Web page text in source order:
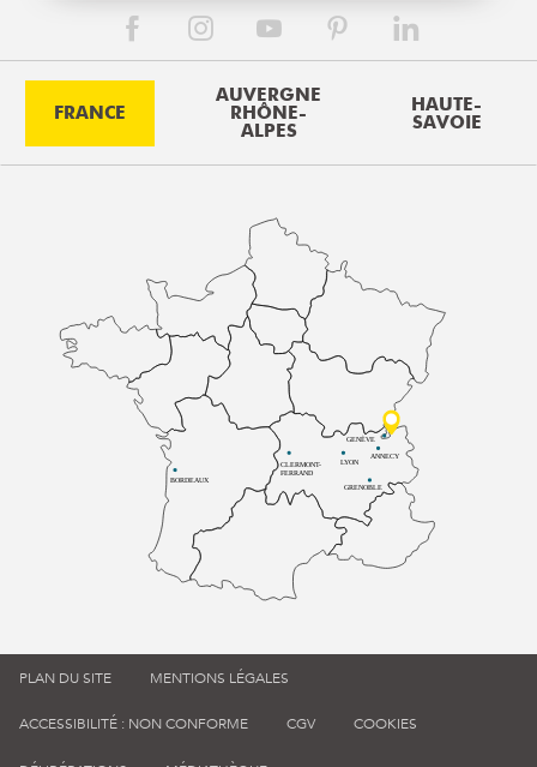
FRANCE
AUVERGNE
RHÔNE-
ALPES
HAUTE-
SAVOIE
BORDEAUX
CLERMONT-
FERRAND
LYON
ANNECY
GRENOBLE
GENÈVE
PLAN DU SITE MENTIONS LÉGALES
ACCESSIBILITÉ : NON CONFORME CGV COOKIES